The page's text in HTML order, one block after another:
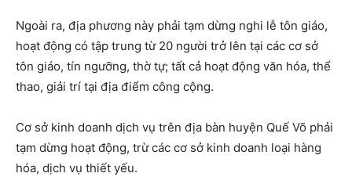
Ngoài ra, địa phương này phải tạm dừng nghi lễ tôn giáo,
hoạt động có tập trung từ 20 người trở lên tại các cơ sở
tôn giáo, tín ngưỡng, thờ tự; tất cả hoạt động văn hóa, thể
thao, giải trí tại địa điểm công cộng.
Cơ sở kinh doanh dịch vụ trên địa bàn huyện Quế Võ phải
tạm dừng hoạt động, trừ các cơ sở kinh doanh loại hàng
hóa, dịch vụ thiết yếu.